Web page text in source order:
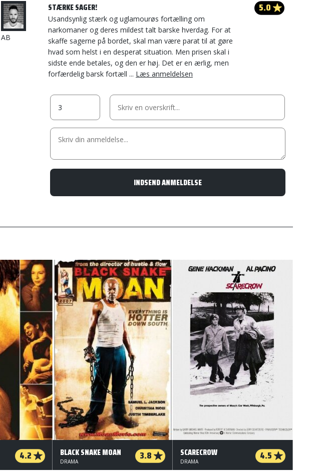
AB
STÆRKE SAGER!
Usandsynlig stærk og uglamourøs fortælling om
narkomaner og deres mildest talt barske hverdag. For at
skaffe sagerne på bordet, skal man være parat til at gøre
hvad som helst i en desperat situation. Men prisen skal i
sidste ende betales, og den er høj. Det er en ærlig, men
forfærdelig barsk fortæll ... Læs anmeldelsen
5.0
4.2 BLACK SNAKE MOAN 3.8
DRAMA
SCARECROW 4.5
DRAMA